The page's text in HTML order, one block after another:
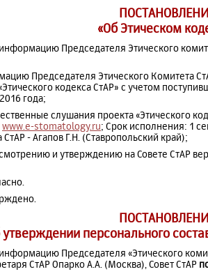
«Об Этическом
Председателя Этического
Председателя Этического Комитета
кодекса СтАР» с учетом
года;
слушания проекта «Этического
www.e-stomatology.ru; Срок исполнения: 1
СтАР - Агапов Г.Н. (Ставропольский край);
и утверждению на Совете СтАР
утверждении персонального
Председателя «Этического
СтАР Опарко А.А. (Москва), Совет СтАР